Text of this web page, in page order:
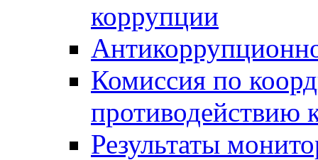
коррупции
Комиссия по
противодействию
Результаты